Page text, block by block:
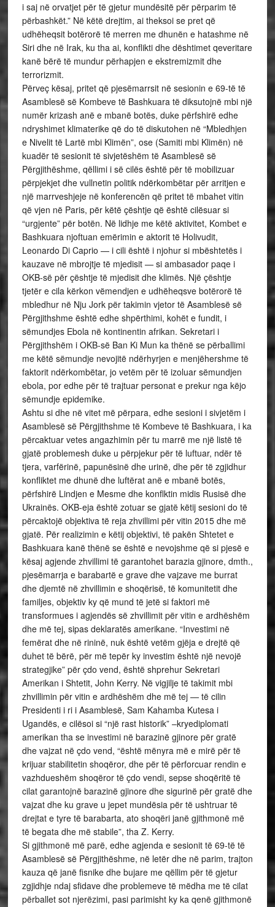
i saj në orvatjet për të gjetur mundësitë për përparim të
përbashkët.” Në këtë drejtim, ai theksoi se pret që
udhëheqsit botërorë të merren me dhunën e hatashme në
Siri dhe në Irak, ku tha ai, konflikti dhe dështimet qeveritare
kanë bërë të mundur përhapjen e ekstremizmit dhe
terrorizmit.
Përveç kësaj, pritet që pjesëmarrsit në sesionin e 69-të të
Asamblesë së Kombeve të Bashkuara të diksutojnë mbi një
numër krizash anë e mbanë botës, duke përfshirë edhe
ndryshimet klimaterike që do të diskutohen në “Mbledhjen
e Nivelit të Lartë mbi Klimën”, ose (Samiti mbi Klimën) në
kuadër të sesionit të sivjetëshëm të Asamblesë së
Përgjithëshme, qëllimi i së cilës është për të mobilizuar
përpjekjet dhe vullnetin politik ndërkombëtar për arritjen e
një marrveshjeje në konferencën që pritet të mbahet vitin
që vjen në Paris, për këtë çështje që është cilësuar si
“urgjente” për botën. Në lidhje me këtë aktivitet, Kombet e
Bashkuara njoftuan emërimin e aktorit të Holivudit,
Leonardo Di Caprio — i cili është i njohur si mbështetës i
kauzave në mbrojtje të mjedisit — si ambasador paqe i
OKB-së për çështje të mjedisit dhe klimës. Një çështje
tjetër e cila kërkon vëmendjen e udhëheqsve botërorë të
mbledhur në Nju Jork për takimin vjetor të Asamblesë së
Përgjithshme është edhe shpërthimi, kohët e fundit, i
sëmundjes Ebola në kontinentin afrikan. Sekretari i
Përgjithshëm i OKB-së Ban Ki Mun ka thënë se përballimi
me këtë sëmundje nevojitë ndërhyrjen e menjëhershme të
faktorit ndërkombëtar, jo vetëm për të izoluar sëmundjen
ebola, por edhe për të trajtuar personat e prekur nga këjo
sëmundje epidemike.
Ashtu si dhe në vitet më përpara, edhe sesioni i sivjetëm i
Asamblesë së Përgjithshme të Kombeve të Bashkuara, i ka
përcaktuar vetes angazhimin për tu marrë me një listë të
gjatë problemesh duke u përpjekur për të luftuar, ndër të
tjera, varfërinë, papunësinë dhe urinë, dhe për të zgjidhur
konfliktet me dhunë dhe luftërat anë e mbanë botës,
përfshirë Lindjen e Mesme dhe konflktin midis Rusisë dhe
Ukrainës. OKB-eja është zotuar se gjatë këtij sesioni do të
përcaktojë objektiva të reja zhvillimi për vitin 2015 dhe më
gjatë. Për realizimin e këtij objektivi, të pakën Shtetet e
Bashkuara kanë thënë se është e nevojshme që si pjesë e
kësaj agjende zhvillimi të garantohet barazia gjinore, dmth.,
pjesëmarrja e barabartë e grave dhe vajzave me burrat
dhe djemtë në zhvillimin e shoqërisë, të komunitetit dhe
familjes, objektiv ky që mund të jetë si faktori më
transformues i agjendës së zhvillimit për vitin e ardhëshëm
dhe më tej, sipas deklaratës amerikane. “Investimi në
femërat dhe në rininë, nuk është vetëm gjëja e drejtë që
duhet të bërë, për më tepër ky investim është një nevojë
strategjike” për çdo vend, është shprehur Sekretari
Amerikan i Shtetit, John Kerry. Në vigjilje të takimit mbi
zhvillimin për vitin e ardhëshëm dhe më tej — të cilin
Presidenti i ri i Asamblesë, Sam Kahamba Kutesa i
Ugandës, e cilësoi si “një rast historik” –kryediplomati
amerikan tha se investimi në barazinë gjinore për gratë
dhe vajzat në çdo vend, “është mënyra më e mirë për të
krijuar stabilitetin shoqëror, dhe për të përforcuar rendin e
vazhdueshëm shoqëror të çdo vendi, sepse shoqëritë të
cilat garantojnë barazinë gjinore dhe sigurinë për gratë dhe
vajzat dhe ku grave u jepet mundësia për të ushtruar të
drejtat e tyre të barabarta, ato shoqëri janë gjithmonë më
të begata dhe më stabile”, tha Z. Kerry.
Si gjithmonë më parë, edhe agjenda e sesionit të 69-të të
Asamblesë së Përgjithëshme, në letër dhe në parim, trajton
kauza që janë fisnike dhe bujare me qëllim për të gjetur
zgjidhje ndaj sfidave dhe problemeve të mëdha me të cilat
përballet sot njerëzimi, pasi parimisht ky ka qenë gjithmonë